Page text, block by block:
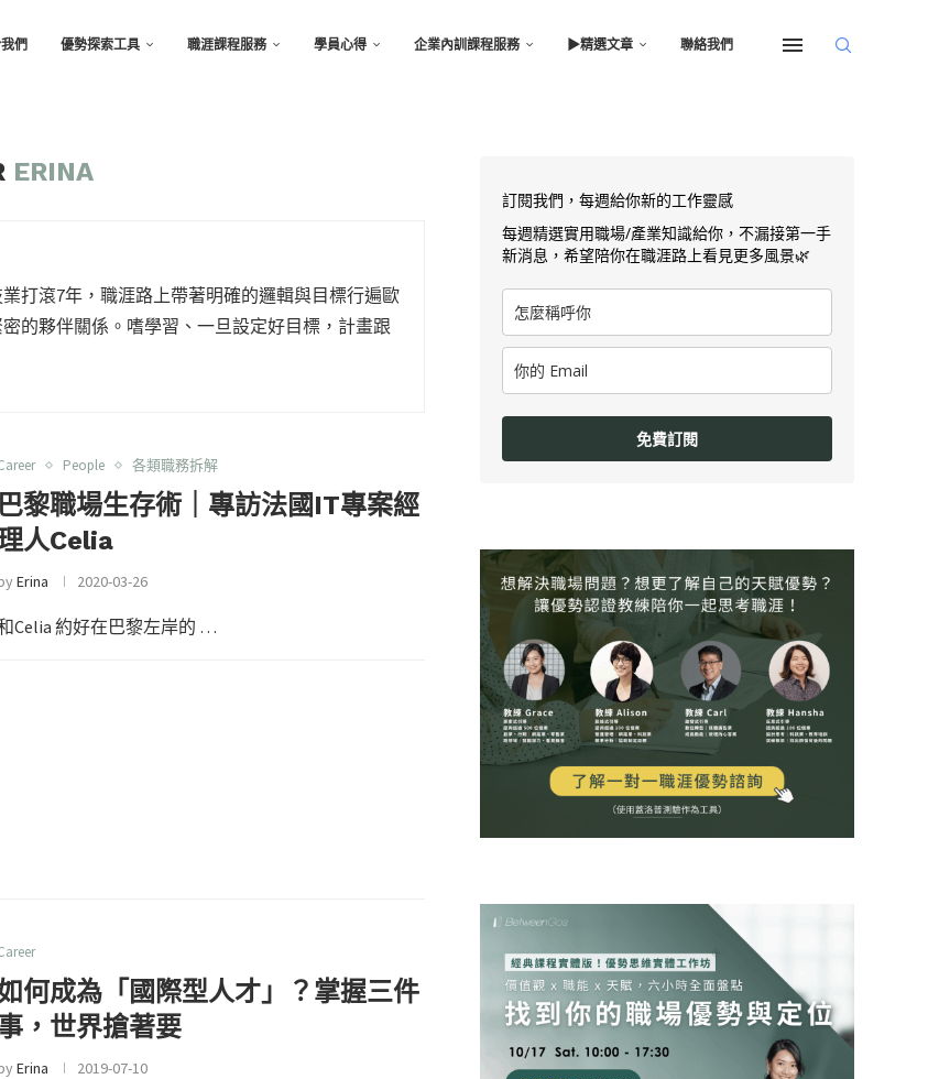
們 優勢探索工具 職涯課程服務 學員心得 企業內訓課程服務 ▶︎精選文章 聯絡我們
ERINA
打滾7年，職涯路上帶著明確的邏輯與目標行遍歐
的夥伴關係。嗜學習、一旦設定好目標，計畫跟
People 各類職務拆解
巴黎職場生存術｜專訪法國IT專案經
人Celia
Erina 2020-03-26
Celia 約好在巴黎左岸的 …
何成為「國際型人才」？掌握三件
，世界搶著要
Erina 2019-07-10
訂閱我們，每週給你新的工作靈感
每週精選實用職場/產業知識給你，不漏接第一手
新消息，希望陪你在職涯路上看見更多風景🌿
免費訂閱